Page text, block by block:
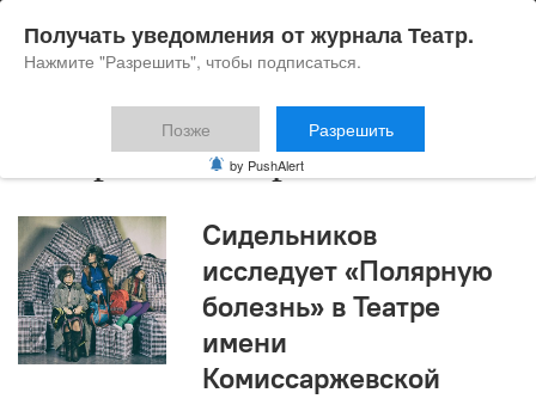
театр комиссаржевской
Сидельников
исследует «Полярную
болезнь» в Театре
имени
Комиссаржевской
Получать уведомления от журнала Театр.
Нажмите "Разрешить", чтобы подписаться.
Позже Разрешить
by PushAlert